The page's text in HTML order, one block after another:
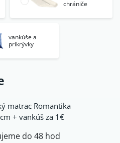
chrániče
vankúše a
prikrývky
matrac Romantika
+ vankúš za 1€
do 48 hod